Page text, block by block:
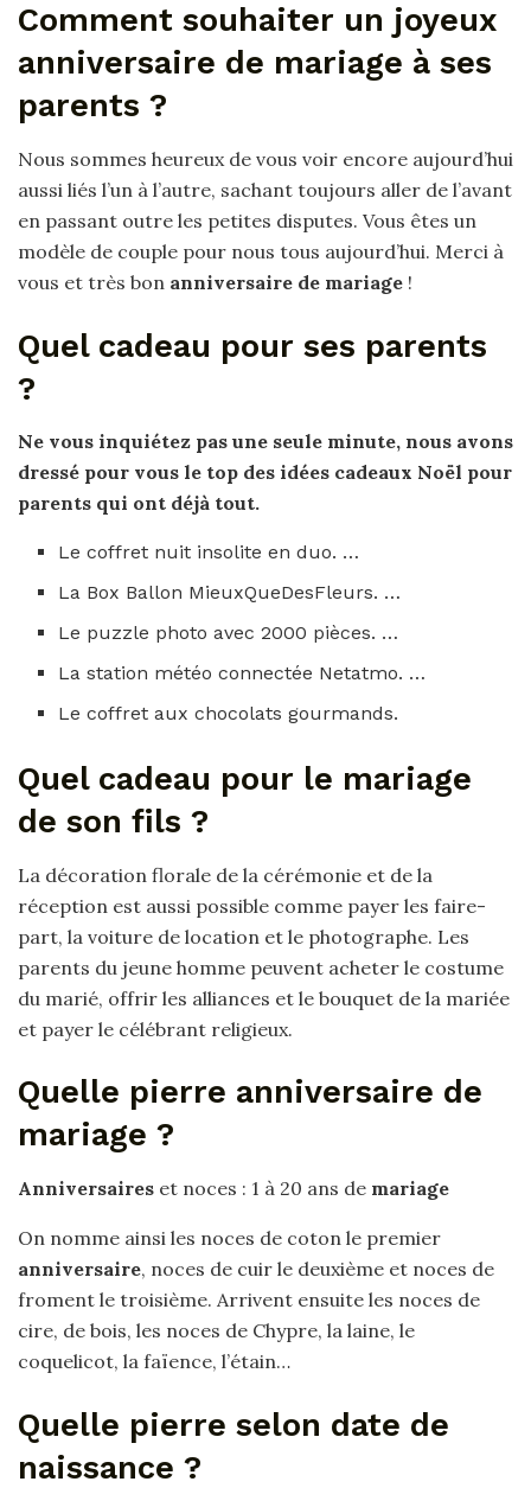
Comment souhaiter un joyeux
anniversaire de mariage à ses
parents ?
Nous sommes heureux de vous voir encore aujourd’hui
aussi liés l’un à l’autre, sachant toujours aller de l’avant
en passant outre les petites disputes. Vous êtes un
modèle de couple pour nous tous aujourd’hui. Merci à
vous et très bon anniversaire de mariage !
Quel cadeau pour ses parents
?
Ne vous inquiétez pas une seule minute, nous avons
dressé pour vous le top des idées cadeaux Noël pour
parents qui ont déjà tout.
Le coffret nuit insolite en duo. …
La Box Ballon MieuxQueDesFleurs. …
Le puzzle photo avec 2000 pièces. …
La station météo connectée Netatmo. …
Le coffret aux chocolats gourmands.
Quel cadeau pour le mariage
de son fils ?
La décoration florale de la cérémonie et de la
réception est aussi possible comme payer les faire-
part, la voiture de location et le photographe. Les
parents du jeune homme peuvent acheter le costume
du marié, offrir les alliances et le bouquet de la mariée
et payer le célébrant religieux.
Quelle pierre anniversaire de
mariage ?
Anniversaires et noces : 1 à 20 ans de mariage
On nomme ainsi les noces de coton le premier
anniversaire, noces de cuir le deuxième et noces de
froment le troisième. Arrivent ensuite les noces de
cire, de bois, les noces de Chypre, la laine, le
coquelicot, la faïence, l’étain…
Quelle pierre selon date de
naissance ?